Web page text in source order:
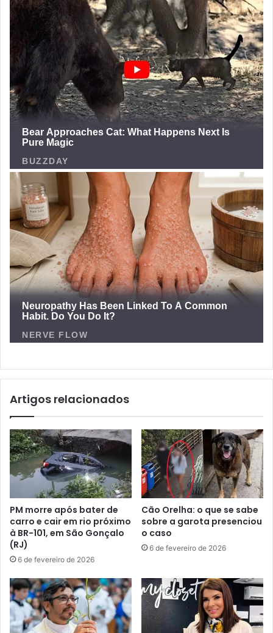
Artigos relacionados
PM morre após bater de
carro e cair em rio próximo
à BR-101, em São Gonçalo
(RJ)
6 de fevereiro de 2026
Cão Orelha: o que se sabe
sobre a garota presenciou
o caso
6 de fevereiro de 2026